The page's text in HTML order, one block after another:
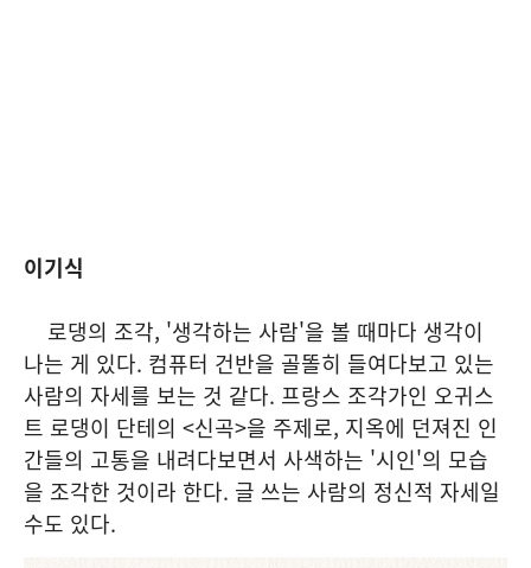
이기식
로댕의 조각, '생각하는 사람'을 볼 때마다 생각이
나는 게 있다. 컴퓨터 건반을 골똘히 들여다보고 있는
사람의 자세를 보는 것 같다. 프랑스 조각가인 오귀스
트 로댕이 단테의 <신곡>을 주제로, 지옥에 던져진 인
간들의 고통을 내려다보면서 사색하는 '시인'의 모습
을 조각한 것이라 한다. 글 쓰는 사람의 정신적 자세일
수도 있다.